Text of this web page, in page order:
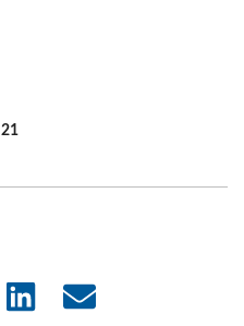
21
Share
Share